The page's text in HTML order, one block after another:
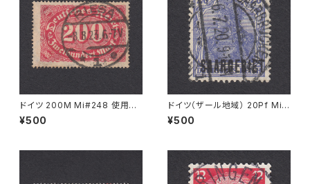
ドイツ 200M Mi#248 使用済
み切手｜RIESA 8.8.1923
¥500
ドイツ（ザール地域） 20Pf Mi#
35 使用済み切手｜SAARBRÜ
CKEN 6.7.1920
¥500